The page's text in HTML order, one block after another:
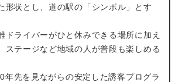
形状とし、道の駅の「シンボル」とす
ドライバーがひと休みできる場所に加え
ステージなど地域の人が普段も楽しめる
年先を見ながらの安定した誘客プログラ